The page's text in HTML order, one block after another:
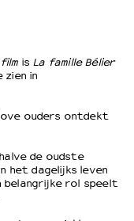
is La famille Bélier
zien in
ouders ontdekt
de oudste
het dagelijks leven
belangrijke rol speelt